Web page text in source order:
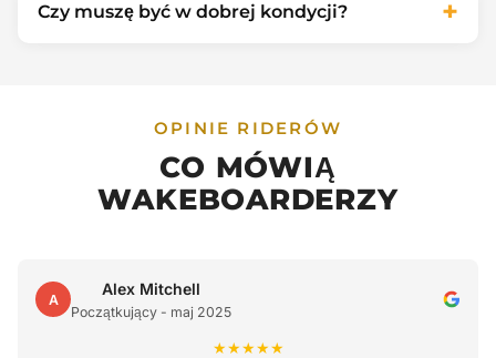
brzegu. Instruktorzy obserwują każdą jazdę -
Górnej granicy nie ma - mamy riderów po
chęć, nie metryka.
Czy muszę być w dobrej kondycji? +
desce surfingowej - ogarniesz to szybko. Nasi
instruktorzy pracują z riderami na każdym
poziomie kondycji. Siłę i wytrzymałość
OPINIE RIDERÓW
CO MÓWIĄ
WAKEBOARDERZY
A
Alex Mitchell
Początkujący - maj 2025
★★★★★